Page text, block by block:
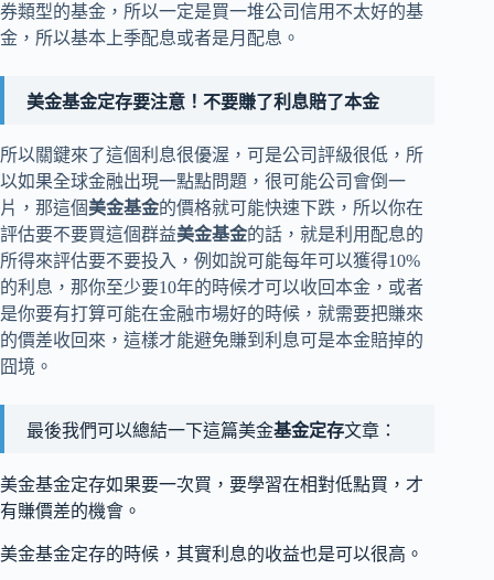
券類型的基金，所以一定是買一堆公司信用不太好的基
金，所以基本上季配息或者是月配息。
美金基金定存要注意！不要賺了利息賠了本金
所以關鍵來了這個利息很優渥，可是公司評級很低，所
以如果全球金融出現一點點問題，很可能公司會倒一
片，那這個美金基金的價格就可能快速下跌，所以你在
評估要不要買這個群益美金基金的話，就是利用配息的
所得來評估要不要投入，例如說可能每年可以獲得10%
的利息，那你至少要10年的時候才可以收回本金，或者
是你要有打算可能在金融市場好的時候，就需要把賺來
的價差收回來，這樣才能避免賺到利息可是本金賠掉的
囧境。
最後我們可以總結一下這篇美金基金定存文章：
美金基金定存如果要一次買，要學習在相對低點買，才
有賺價差的機會。
美金基金定存的時候，其實利息的收益也是可以很高。